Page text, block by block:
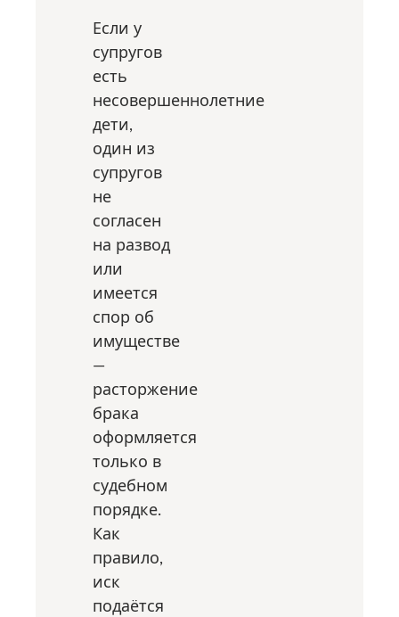
Если у
супругов
есть
несовершеннолетние
дети,
один из
супругов
не
согласен
на развод
или
имеется
спор об
имуществе
—
расторжение
брака
оформляется
только в
судебном
порядке.
Как
правило,
иск
подаётся